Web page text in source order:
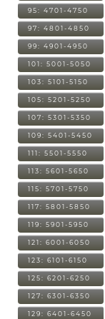
95: 4701-4750
97: 4801-4850
99: 4901-4950
101: 5001-5050
103: 5101-5150
105: 5201-5250
107: 5301-5350
109: 5401-5450
111: 5501-5550
113: 5601-5650
115: 5701-5750
117: 5801-5850
119: 5901-5950
121: 6001-6050
123: 6101-6150
125: 6201-6250
127: 6301-6350
129: 6401-6450